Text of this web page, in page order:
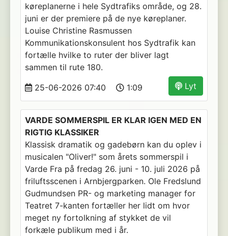
køreplanerne i hele Sydtrafiks område, og 28.
juni er der premiere på de nye køreplaner.
Louise Christine Rasmussen
Kommunikationskonsulent hos Sydtrafik kan
fortælle hvilke to ruter der bliver lagt
sammen til rute 180.
Lyt
25-06-2026 07:40 1:09
VARDE SOMMERSPIL ER KLAR IGEN MED EN
RIGTIG KLASSIKER
Klassisk dramatik og gadebørn kan du oplev i
musicalen "Oliver!" som årets sommerspil i
Varde Fra på fredag 26. juni - 10. juli 2026 på
friluftsscenen i Arnbjergparken. Ole Fredslund
Gudmundsen PR- og marketing manager for
Teatret 7-kanten fortæller her lidt om hvor
meget ny fortolkning af stykket de vil
forkæle publikum med i år.